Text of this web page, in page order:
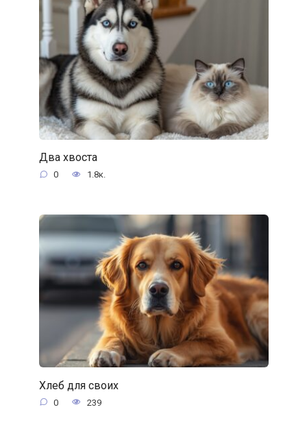
Два хвоста
0 1.8к.
Хлеб для своих
0 239